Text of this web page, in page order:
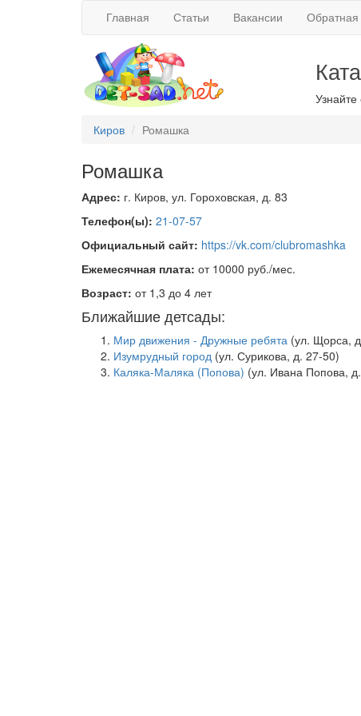
Главная Статьи Вакансии Обратная
Узнайте
Киров
Ромашка
Ромашка
Адрес: г. Киров, ул. Гороховская, д. 83
Телефон(ы): 21-07-57
Официальный сайт: https://vk.com/clubromashka
Ежемесячная плата: от 10000 руб./мес.
Возраст: от 1,3 до 4 лет
Ближайшие детсады:
Мир движения - Дружные ребята (ул. Щорса,
Изумрудный город (ул. Сурикова, д. 27-50)
Каляка-Маляка (Попова) (ул. Ивана Попова,